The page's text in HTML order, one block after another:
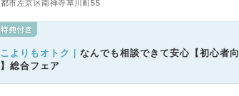
市左京区南禅寺草川町55
よりもオトク｜ なんでも相談できて安心【初心者向
総合フェア